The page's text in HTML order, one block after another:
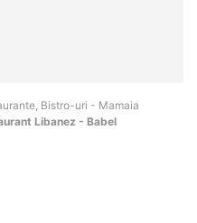
Bistro-uri - Mamaia
Libanez - Babel